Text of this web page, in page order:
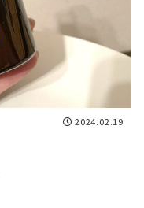
2024.02.19